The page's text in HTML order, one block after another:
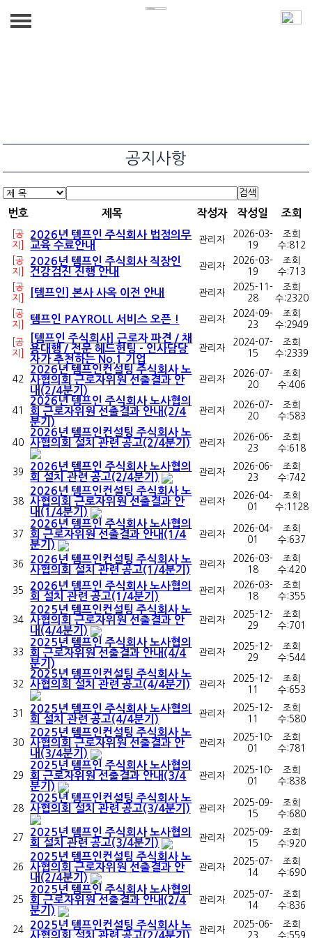
아웃소싱
채용대행/헤드헌팅
페이롤
상시채용
공지사항
공지사항
자료실
공지사항
검색
번호 제목 작성자 작성일 조회
[공
지]
2026년 템프인 주식회사 법정의무
교육 수료안내
관리자
2026-03-
19
조회
수:812
[공
지]
2026년 템프인 주식회사 직장인
건강검진 진행 안내
관리자
2026-03-
19
조회
수: 713
[공
지]
[템프인] 본사 사옥 이전 안내 관리자
2025-11-
28
조회
수:2320
[공
지]
템프인 PAYROLL 서비스 오픈 ! 관리자
2024-09-
23
조회
수:2949
[공
지]
[템프인 주식회사] 근로자 파견 / 채
용대행 / 전문 헤드헌팅 - 인사담당
자가 추천하는 No.1 기업
관리자
2024-07-
15
조회
수:2339
42
2026년 템프인컨설팅 주식회사 노
사협의회 근로자위원 선출결과 안
내(2/4분기)
관리자
2026-07-
20
조회
수:406
41
2026년 템프인 주식회사 노사협의
회 근로자위원 선출결과 안내(2/4
분기)
관리자
2026-07-
20
조회
수:583
40
2026년 템프인컨설팅 주식회사 노
사협의회 설치 관련 공고(2/4분기)
관리자
2026-06-
23
조회
수:618
39
2026년 템프인 주식회사 노사협의
회 설치 관련 공고(2/4분기)
관리자
2026-06-
23
조회
수: 742
38
2026년 템프인컨설팅 주식회사 노
사협의회 근로자위원 선출결과 안
내(1/4분기)
관리자
2026-04-
01
조회
수: 1128
37
2026년 템프인 주식회사 노사협의
회 근로자위원 선출결과 안내(1/4
분기)
관리자
2026-04-
01
조회
수:637
36
2026년 템프인컨설팅 주식회사 노
사협의회 설치 관련 공고(1/4분기)
관리자
2026-03-
18
조회
수:420
35
2026년 템프인 주식회사 노사협의
회 설치 관련 공고(1/4분기)
관리자
2026-03-
18
조회
수:355
34
2025년 템프인컨설팅 주식회사 노
사협의회 근로자위원 선출결과 안
내(4/4분기)
관리자
2025-12-
29
조회
수: 701
33
2025년 템프인 주식회사 노사협의
회 근로자위원 선출결과 안내(4/4
분기)
관리자
2025-12-
29
조회
수:544
32
2025년 템프인컨설팅 주식회사 노
사협의회 설치 관련 공고(4/4분기)
관리자
2025-12-
11
조회
수:653
31
2025년 템프인 주식회사 노사협의
회 설치 관련 공고(4/4분기)
관리자
2025-12-
11
조회
수:580
30
2025년 템프인컨설팅 주식회사 노
사협의회 근로자위원 선출결과 안
내(3/4분기)
관리자
2025-10-
01
조회
수: 781
29
2025년 템프인 주식회사 노사협의
회 근로자위원 선출결과 안내(3/4
분기)
관리자
2025-10-
01
조회
수:838
28
2025년 템프인컨설팅 주식회사 노
사협의회 설치 관련 공고(3/4분기)
관리자
2025-09-
15
조회
수:680
27
2025년 템프인 주식회사 노사협의
회 설치 관련 공고(3/4분기)
관리자
2025-09-
15
조회
수:920
26
2025년 템프인컨설팅 주식회사 노
사협의회 근로자위원 선출결과 안
내(2/4분기)
관리자
2025-07-
14
조회
수:690
25
2025년 템프인 주식회사 노사협의
회 근로자위원 선출결과 안내(2/4
분기)
관리자
2025-07-
14
조회
수:836
24
2025년 템프인컨설팅 주식회사 노
사협의회 설치 관련 공고(2/4분기)
관리자
2025-06-
23
조회
수:559